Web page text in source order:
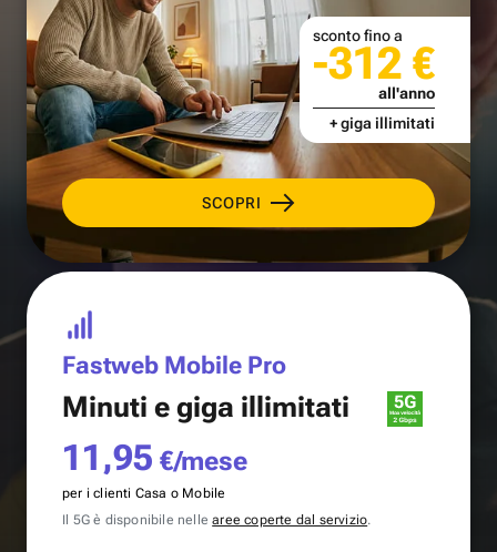
SCOPRI
sconto fino a
-312 €
all'anno
+ giga illimitati
Fastweb Mobile Pro
Minuti e giga illimitati
11,95 €/mese
per i clienti Casa o Mobile
Il 5G è disponibile nellearee coperte dal servizio.